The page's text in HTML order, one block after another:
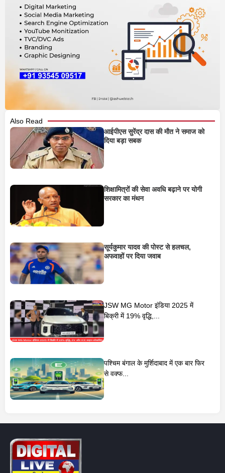
Also Read
आईपीएस सुरेंद्र दास की मौत ने समाज को
दिया बड़ा सबक
शिक्षामित्रों की सेवा अवधि बढ़ाने पर योगी
सरकार का मंथन
सूर्यकुमार यादव की पोस्ट से हलचल,
अफवाहों पर दिया जवाब
JSW MG Motor इंडिया 2025 में
बिक्री में 19% वृद्धि,...
पश्चिम बंगाल के मुर्शिदाबाद में एक बार फिर
से वक्फ...